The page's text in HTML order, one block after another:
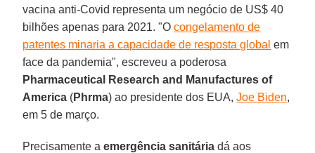
vacina anti-Covid representa um negócio de US$ 40
bilhões apenas para 2021. "Ocongelamento de
patentes minaria a capacidade de resposta global em
face da pandemia", escreveu a poderosa
Pharmaceutical Research and Manufactures of
America (Phrma) ao presidente dos EUA,Joe Biden,
em 5 de março.
Precisamente aemergência sanitária dá aos